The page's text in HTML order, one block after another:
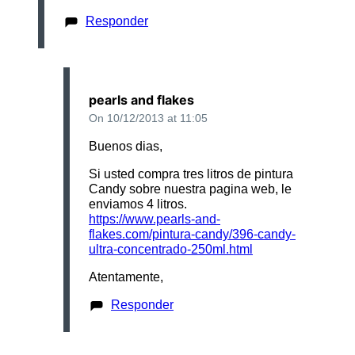
Responder
pearls and flakes
On 10/12/2013 at 11:05
Buenos dias,
Si usted compra tres litros de pintura
Candy sobre nuestra pagina web, le
enviamos 4 litros.
https://www.pearls-and-
flakes.com/pintura-candy/396-candy-
ultra-concentrado-250ml.html
Atentamente,
Responder